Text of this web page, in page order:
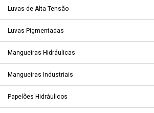
Luvas de Alta Tensão
Luvas Pigmentadas
Mangueiras Hidráulicas
Mangueiras Industriais
Papelões Hidráulicos